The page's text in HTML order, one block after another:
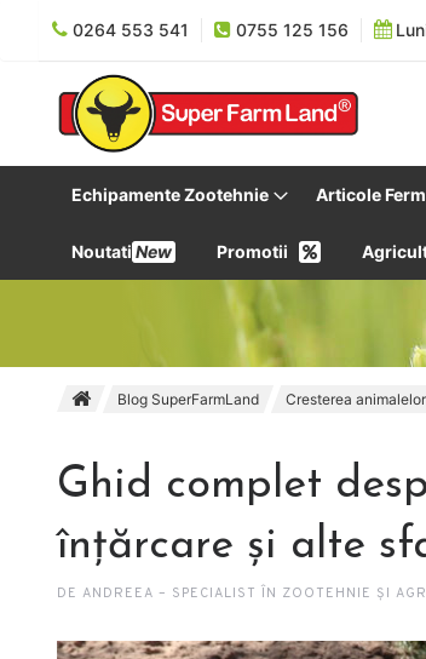
0264 553 541 0755 125 156
Echipamente Zootehnie Articole
Noutati New Promotii
Blog SuperFarmLand Cresterea animalelor
Ghid complet
înțărcare și alte
DE ANDREEA – SPECIALIST ÎN ZOOTEHNIE ȘI